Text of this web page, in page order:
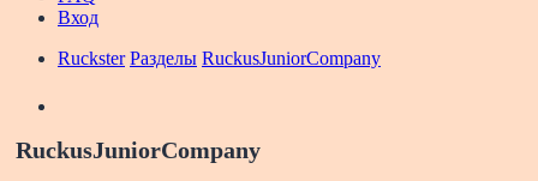
Вход
Ruckster Разделы RuckusJuniorCompany
RuckusJuniorCompany